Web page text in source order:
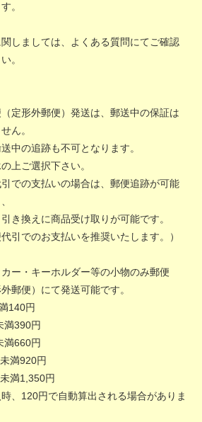
。
しましては、 よくある質問にてご確認
。
定形外郵便）発送は、郵送中の保証は
ん。
中の追跡も不可となります。
上ご選択下さい。
での支払いの場合は、郵便追跡が可能
き換えに商品受け取りが可能です。
代引でのお支払いを推奨いたします。）
ー・キーホルダー等の小物のみ郵便
外郵便）にて発送可能です。
140円
満390円
満660円
満920円
満1,350円
、120円で自動算出される場合がありま